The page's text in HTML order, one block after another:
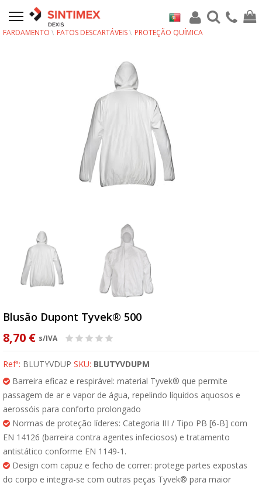
FARDAMENTO FATOS DESCARTÁVEIS PROTEÇÃO QUÍMICA
Blusão Dupont Tyvek® 500
8,70 € s/IVA
Refª: BLUTYVDUP SKU: BLUTYVDUPM
Barreira eficaz e respirável: material Tyvek® que permite
passagem de ar e vapor de água, repelindo líquidos aquosos e
aerossóis para conforto prolongado
Normas de proteção líderes: Categoria III / Tipo PB [6-B] com
EN 14126 (barreira contra agentes infeciosos) e tratamento
antistático conforme EN 1149-1.
Design com capuz e fecho de correr: protege partes expostas
do corpo e integra-se com outras peças Tyvek® para maior